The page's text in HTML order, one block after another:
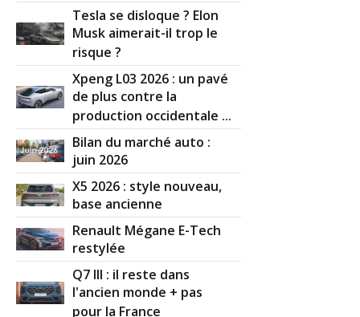
Tesla se disloque ? Elon
Musk aimerait-il trop le
risque ?
Xpeng L03 2026 : un pavé
de plus contre la
production occidentale ...
Bilan du marché auto :
juin 2026
X5 2026 : style nouveau,
base ancienne
Renault Mégane E-Tech
restylée
Q7 III : il reste dans
l'ancien monde + pas
pour la France